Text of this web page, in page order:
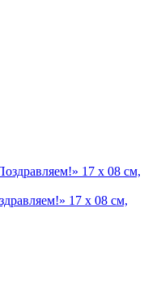
17 х 08 см,